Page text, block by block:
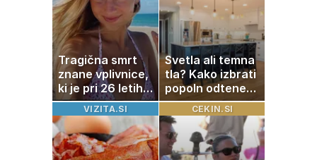
popoldanskega
spanca
Tragična smrt
znane vplivnice,
ki je pri 26 letih
izgubila boj z
boleznijo
Svetla ali temna
tla? Kako izbrati
popoln odtenek
za vaš dom
VIZITA.SI CEKIN.SI